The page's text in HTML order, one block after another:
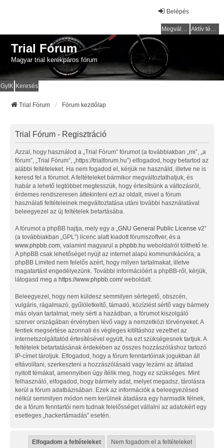
Belépés
Megválaszolatlan témák Aktív témák
Trial Fórum
Magyar trial kerékpáros fórum
GyIK Keresés
Trial Fórum Fórum kezdőlap
Trial Fórum - Regisztráció
Azzal, hogy használod a „Trial Fórum” fórumot (a továbbiakban „mi”, „a
fórum”, „Trial Fórum”, „https://trialforum.hu”) elfogadod, hogy betartod az
alábbi feltételeket. Ha nem fogadod el, kérjük ne használd, illetve ne is
keresd fel a fórumot. A feltételeket bármikor megváltoztathatjuk, és
habár a lehető legtöbbet megtesszük, hogy értesítsünk a változásról,
érdemes rendszeresen áttekinteni ezt az oldalt, mivel a fórum
használati feltételeinek megváltoztatása utáni további használatával
beleegyezel az új feltételek betartásába.
A fórumot a phpBB hajtja, mely egy a „ GNU General Public License v2”
(a továbbiakban „GPL”) licenc alatt kiadott fórumszoftver, és a
www.phpbb.com , valamint magyarul a phpbb.hu weboldalról tölthető le.
A phpBB csak lehetőséget nyújt az internet alapú kommunikációra; a
phpBB Limited nem felelős azért, hogy milyen tartalmakat, illetve
magatartást engedélyezünk. További információért a phpBB-ről, kérjük,
látogasd meg a https://www.phpbb.com/weboldalt.
Beleegyezel, hogy nem küldesz semmilyen sértegető, obszcén,
vulgáris, rágalmazó, gyűlöletkeltő, támadó, közízlést sértő vagy bármely
más olyan tartalmat, mely sérti a hazádban, a fórumot kiszolgáló
szerver országában érvényben lévő vagy a nemzetközi törvényeket. A
fentiek megsértése azonnali és végleges kitiltáshoz vezethet az
internetszolgáltatód értesítésével együtt, ha ezt szükségesnek tartjuk. A
feltételek betartatásának érdekében az összes hozzászóláshoz tartozó
IP-címet tároljuk. Elfogadod, hogy a fórum fenntartóinak jogukban áll
eltávolítani, szerkeszteni a hozzászólásaid vagy lezárni az általad
nyitott témákat, amennyiben úgy ítélik meg, hogy ez szükséges. Mint
felhasználó, elfogadod, hogy bármely adat, melyet megadsz, tárolásra
kerül a fórum adatbázisában. Ezek az információk a beleegyezésed
nélkül semmilyen módon nem kerülnek átadásra egy harmadik félnek,
de a fórum fenntartói nem tudnak felelősséget vállalni az adatokért egy
esetleges „hackertámadás” esetén.